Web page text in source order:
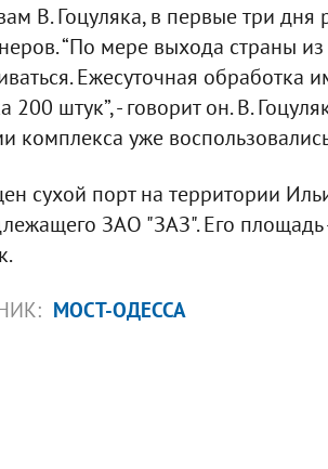
В. Гоцуляка, в первые три
“По мере выхода страны
Ежесуточная обработка
200 штук”, - говорит он. В.
комплекса уже
сухой порт на территории
ЗАО "ЗАЗ". Его площадь
МОСТ-ОДЕССА